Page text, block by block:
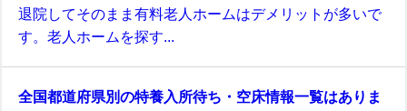
退院してそのまま有料老人ホームはデメリットが多いで
す。老人ホームを探す...
全国都道府県別の特養入所待ち・空床情報一覧はありま